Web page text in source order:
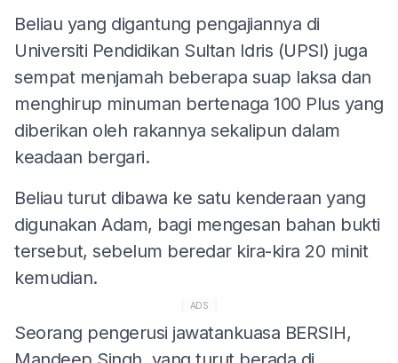
Beliau yang digantung pengajiannya di
Universiti Pendidikan Sultan Idris (UPSI) juga
sempat menjamah beberapa suap laksa dan
menghirup minuman bertenaga 100 Plus yang
diberikan oleh rakannya sekalipun dalam
keadaan bergari.
Beliau turut dibawa ke satu kenderaan yang
digunakan Adam, bagi mengesan bahan bukti
tersebut, sebelum beredar kira-kira 20 minit
kemudian.
ADS
Seorang pengerusi jawatankuasa BERSIH,